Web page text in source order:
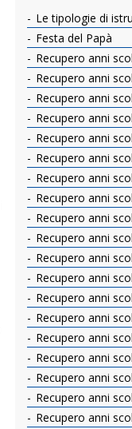
Le tipologie di
Festa del Papà
Recupero anni
Recupero anni
Recupero anni
Recupero anni
Recupero anni
Recupero anni
Recupero anni
Recupero anni
Recupero anni
Recupero anni
Recupero anni
Recupero anni
Recupero anni
Recupero anni
Recupero anni
Recupero anni
Recupero anni
Recupero anni
Recupero anni